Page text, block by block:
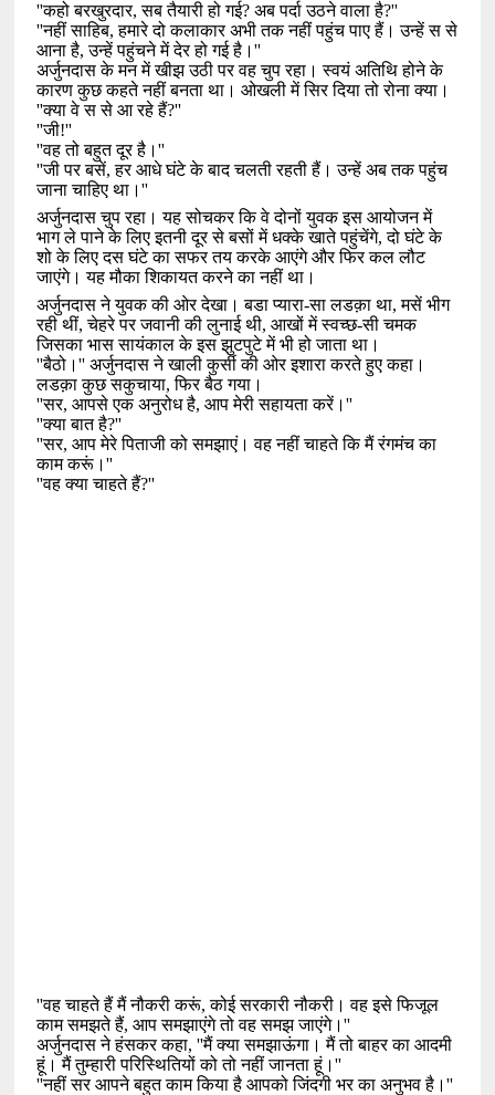
''कहो बरखुरदार, सब तैयारी हो गई? अब पर्दा उठने वाला है?''
''नहीं साहिब, हमारे दो कलाकार अभी तक नहीं पहुंच पाए हैं। उन्हें स से
आना है, उन्हें पहुंचने में देर हो गई है।''
अर्जुनदास के मन में खीझ उठी पर वह चुप रहा। स्वयं अतिथि होने के
कारण कुछ कहते नहीं बनता था। ओखली में सिर दिया तो रोना क्या।
''क्या वे स से आ रहे हैं?''
''जी!''
''वह तो बहुत दूर है।''
''जी पर बसें, हर आधे घंटे के बाद चलती रहती हैं। उन्हें अब तक पहुंच
जाना चाहिए था।''
अर्जुनदास चुप रहा। यह सोचकर कि वे दोनों युवक इस आयोजन में
भाग ले पाने के लिए इतनी दूर से बसों में धक्के खाते पहुंचेंगे, दो घंटे के
शो के लिए दस घंटे का सफर तय करके आएंगे और फिर कल लौट
जाएंगे। यह मौका शिकायत करने का नहीं था।
अर्जुनदास ने युवक की ओर देखा। बडा प्यारा-सा लडक़ा था, मसें भीग
रही थीं, चेहरे पर जवानी की लुनाई थी, आखों में स्वच्छ-सी चमक
जिसका भास सायंकाल के इस झुटपुटे में भी हो जाता था।
''बैठो।'' अर्जुनदास ने खाली कुर्सी की ओर इशारा करते हुए कहा।
लडक़ा कुछ सकुचाया, फिर बैठ गया।
''सर, आपसे एक अनुरोध है, आप मेरी सहायता करें।''
''क्या बात है?''
''सर, आप मेरे पिताजी को समझाएं। वह नहीं चाहते कि मैं रंगमंच का
काम करूं।''
''वह क्या चाहते हैं?''
''वह चाहते हैं मैं नौकरी करूं, कोई सरकारी नौकरी। वह इसे फिजूल
काम समझते हैं, आप समझाएंगे तो वह समझ जाएंगे।''
अर्जुनदास ने हंसकर कहा, ''मैं क्या समझाऊंगा। मैं तो बाहर का आदमी
हूं। मैं तुम्हारी परिस्थितियों को तो नहीं जानता हूं।''
''नहीं सर आपने बहुत काम किया है आपको जिंदगी भर का अनुभव है।''